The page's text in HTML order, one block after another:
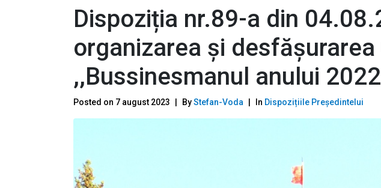
Dispoziția nr.89-a din
organizarea și
,,Bussinesmanul anului 2022
Posted on 7 august 2023 ByStefan-Voda In Dispozițiile Președintelui